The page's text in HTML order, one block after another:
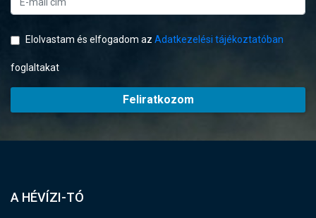
Elolvastam és elfogadom az Adatkezelési tájékoztatóban
foglaltakat
Feliratkozom
A HÉVÍZI-TÓ